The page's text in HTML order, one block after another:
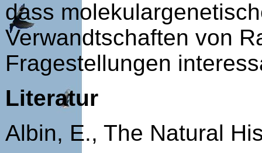
dass
Verwandtschaften von
Fragestellungen
Literatur
Albin, E., The Natural